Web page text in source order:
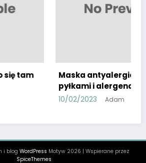
antyalergiczna – jak chronić
pyłkami i alergenami?
Adam
i blog WordPress Motyw 2026 | Wspierane przez
SpiceThemes